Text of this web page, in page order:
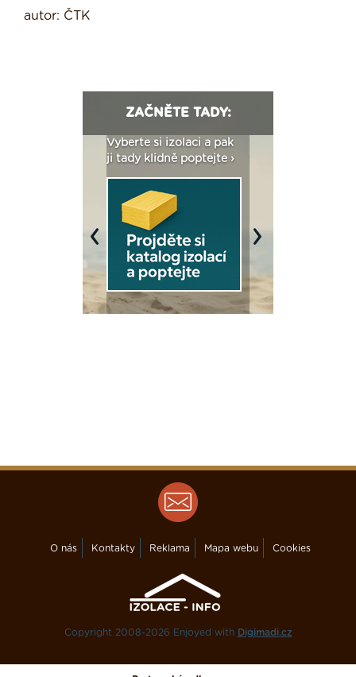
autor: ČTK
ZAČNĚTE TADY:
Vyberte si izolaci a pak
ji tady klidně poptejte ›
Previous Next
O nás Kontakty Reklama Mapa webu Cookies
Copyright 2008-2026 Enjoyed with Digimadi.cz